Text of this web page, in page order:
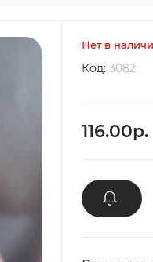
Нет в
Код: 3082
116.00р.